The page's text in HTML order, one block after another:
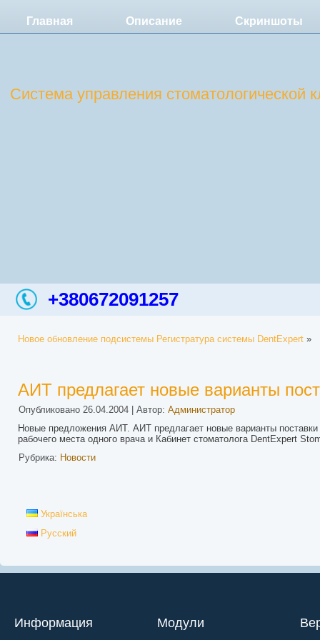
Главная Описание Скриншоты
Система управления стоматологической
+380672091257
Новое обновление подсистемы Регистратура системы DentExpert »
АИТ предлагает новые варианты
Опубликовано 26.04.2004 Автор: Администратор
Новые предложения АИТ. АИТ предлагает новые варианты
рабочего места одного врача и Кабинет стоматолога DentExpert
Рубрика: Новости
Українська
Русский
Информация Модули